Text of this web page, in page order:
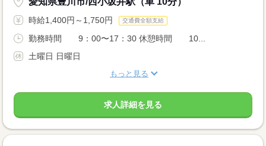
時給1,400円～1,750円 交通費全額支給
勤務時間 9：00〜17：30 休憩時間 10...
土曜日 日曜日
もっと見る
求人詳細を見る